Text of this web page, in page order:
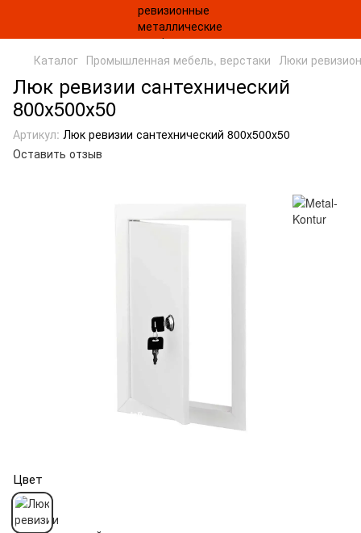
Каталог Промышленная мебель, верстаки Люки
Люк ревизии сантехнический
800х500х50
Артикул: Люк ревизии сантехнический 800х500х50
Оставить отзыв
Цвет